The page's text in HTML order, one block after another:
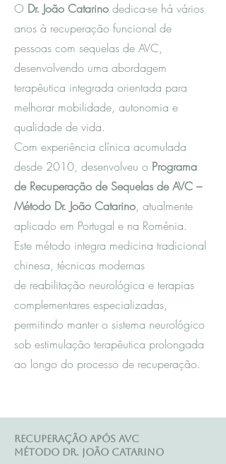
O Dr. João Catarino dedica-se há vários
anos à recuperação funcional de
pessoas com sequelas de AVC,
desenvolvendo uma abordagem
terapêutica integrada orientada para
melhorar mobilidade, autonomia e
qualidade de vida.
Com experiência clínica acumulada
desde 2010, desenvolveu o Programa
de Recuperação de Sequelas de AVC –
Método Dr. João Catarino, atualmente
aplicado em Portugal e na Roménia.
Este método integra medicina tradicional
chinesa, técnicas modernas
de reabilitação neurológica e terapias
complementares especializadas,
permitindo manter o sistema neurológico
sob estimulação terapêutica prolongada
ao longo do processo de recuperação.
Recuperação após AVC
Método Dr. João Catarino